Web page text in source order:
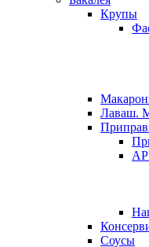
Крупы
Лаваш.
Соусы